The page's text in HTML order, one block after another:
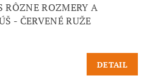
RÔZNE ROZMERY A
- ČERVENÉ RUŽE
DETAIL